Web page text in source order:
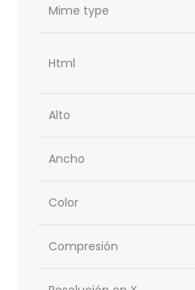
Mime type
Html
Alto
Ancho
Color
Compresión